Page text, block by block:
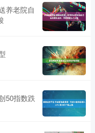
养老院自
50指数跌